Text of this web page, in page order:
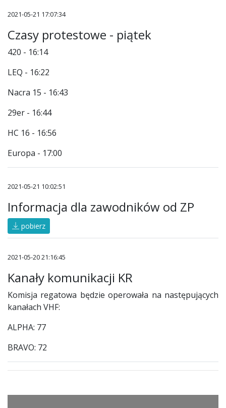
2021-05-21 17:07:34
Czasy protestowe - piątek
420 - 16:14
LEQ - 16:22
Nacra 15 - 16:43
29er - 16:44
HC 16 - 16:56
Europa - 17:00
2021-05-21 10:02:51
Informacja dla zawodników od ZP
pobierz
2021-05-20 21:16:45
Kanały komunikacji KR
Komisja regatowa będzie operowała na następujących
kanałach VHF:
ALPHA: 77
BRAVO: 72